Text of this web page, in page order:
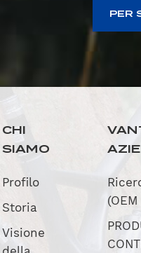
PER
CHI
SIAMO
Profilo
Storia
Visione